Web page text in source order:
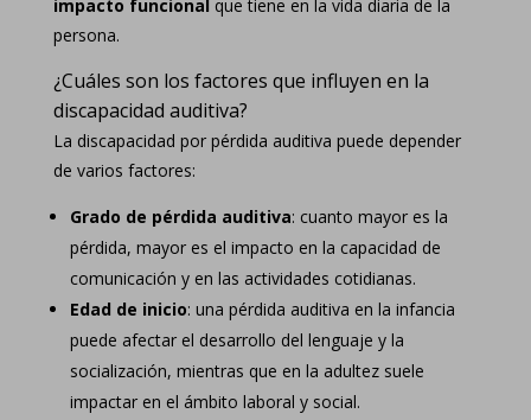
impacto funcional que tiene en la vida diaria de la
persona.
¿Cuáles son los factores que influyen en la
discapacidad auditiva?
La discapacidad por pérdida auditiva puede depender
de varios factores:
Grado de pérdida auditiva: cuanto mayor es la
pérdida, mayor es el impacto en la capacidad de
comunicación y en las actividades cotidianas.
Edad de inicio: una pérdida auditiva en la infancia
puede afectar el desarrollo del lenguaje y la
socialización, mientras que en la adultez suele
impactar en el ámbito laboral y social.